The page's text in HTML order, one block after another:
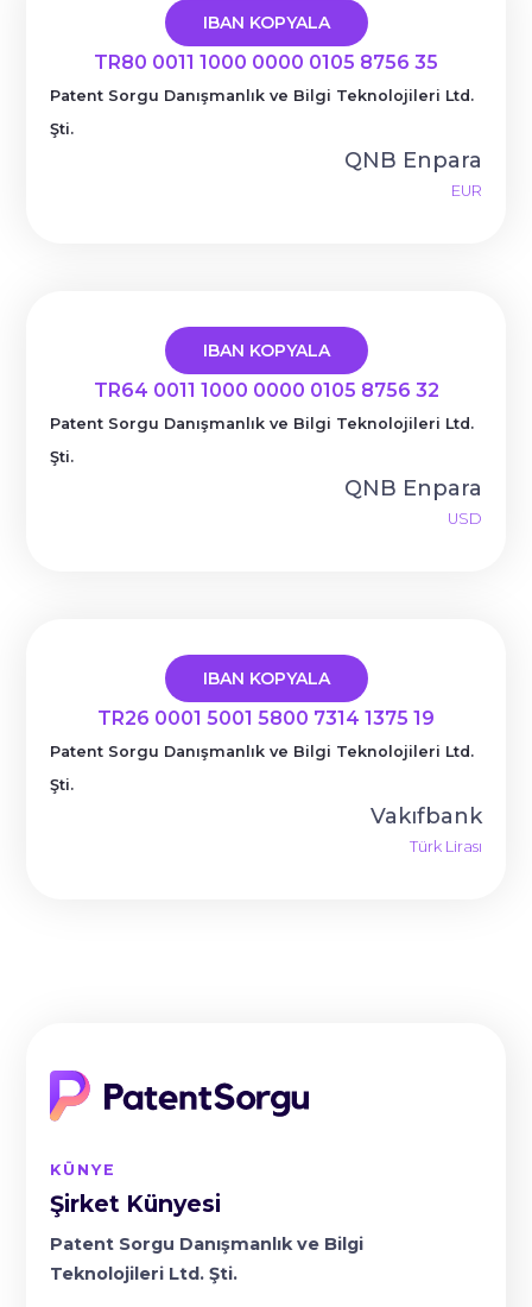
IBAN KOPYALA
TR80 0011 1000 0000 0105 8756 35
Patent Sorgu Danışmanlık ve Bilgi Teknolojileri Ltd.
Şti.
QNB Enpara
EUR
IBAN KOPYALA
TR64 0011 1000 0000 0105 8756 32
Patent Sorgu Danışmanlık ve Bilgi Teknolojileri Ltd.
Şti.
QNB Enpara
USD
IBAN KOPYALA
TR26 0001 5001 5800 7314 1375 19
Patent Sorgu Danışmanlık ve Bilgi Teknolojileri Ltd.
Şti.
Vakıfbank
Türk Lirası
KÜNYE
Şirket Künyesi
Patent Sorgu Danışmanlık ve Bilgi
Teknolojileri Ltd. Şti.